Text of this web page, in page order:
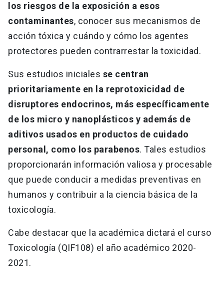
los riesgos de la exposición a esos
contaminantes, conocer sus mecanismos de
acción tóxica y cuándo y cómo los agentes
protectores pueden contrarrestar la toxicidad.
Sus estudios iniciales se centran
prioritariamente en la reprotoxicidad de
disruptores endocrinos, más específicamente
de los micro y nanoplásticos y además de
aditivos usados en productos de cuidado
personal, como los parabenos. Tales estudios
proporcionarán información valiosa y procesable
que puede conducir a medidas preventivas en
humanos y contribuir a la ciencia básica de la
toxicología.
Cabe destacar que la académica dictará el curso
Toxicología (QIF108) el año académico 2020-
2021.